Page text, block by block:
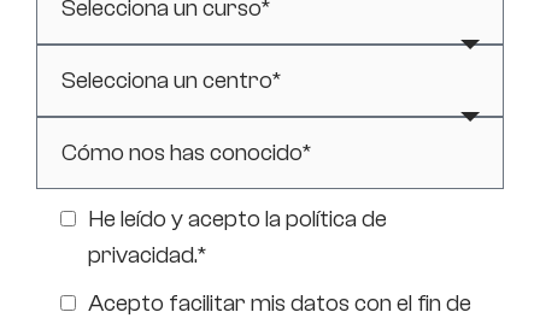
He leído y acepto lapolítica de
privacidad.*
Acepto facilitar mis datos con el fin de